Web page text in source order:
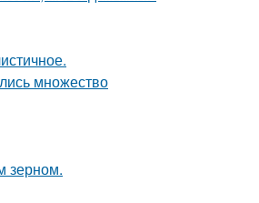
множество
зерном.